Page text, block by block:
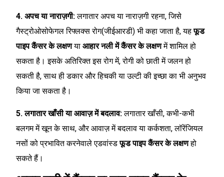
4. अपच या नाराज़गी:लगातार अपच या नाराज़गी रहना, जिसे
गैस्ट्रोओसोफेगल रिफ्लक्स रोग(जीईआरडी) भी कहा जाता है, यहफूड
पाइप कैंसर के लक्षणया आहार नली में कैंसर के लक्षणमें शामिल हो
सकता है। इसके अतिरिक्त इस रोग में, रोगी को छाती में जलन हो
सकती है, साथ ही डकार और हिचकी या उल्टी की इच्छा का भी अनुभव
किया जा सकता है।
5. लगातार खाँसी या आवाज़ में बदलाव:लगातार खाँसी, कभी-कभी
बलगम में खून के साथ, और आवाज़ में बदलाव या कर्कशता, लॉरेंजियल
नसों को प्रभावित करनेवाले एडवांस्डफूड पाइप कैंसर के लक्षणहो
सकते हैं।